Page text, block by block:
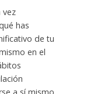
vez
has
de tu
en el